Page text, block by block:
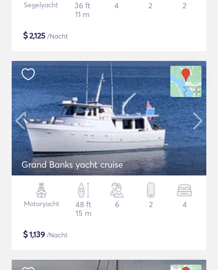
Segelyacht
36 ft
11 m
4 2 2
$2,125 /Nacht
Grand Banks yacht cruise
Motoryacht
48 ft
15 m
6 2 4
$1,139 /Nacht